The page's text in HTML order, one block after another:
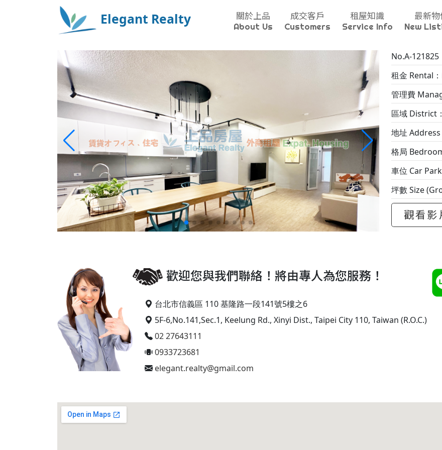
Elegant Realty
關於上品
About Us
成交客戶
Customers
租屋知識
Service Info
最新物
New
No.A-121825
租金 Rental
管理費
區域 District
地址
格局
車位 Car
坪數 Size
觀看
歡迎您與我們聯絡！將由專人為您服務！
台北市信義區 110 基隆路一段141號5樓之6
5F-6,No.141,Sec.1, Keelung Rd., Xinyi Dist., Taipei City 110, Taiwan (R.O.C.)
02 27643111
0933723681
elegant.realty@gmail.com